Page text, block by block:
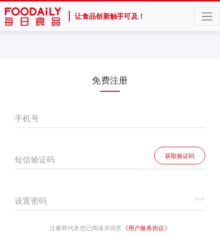
让食品创新触手可及！
免费注册
手机号
短信验证码 获取验证码
设置密码
注册即代表您已阅读并同意 《用户服务协议》